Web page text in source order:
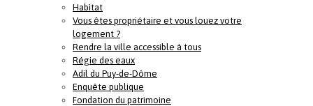
Habitat
Vous êtes propriétaire et vous louez votre
logement ?
Rendre la ville accessible à tous
Régie des eaux
Adil du Puy-de-Dôme
Enquête publique
Fondation du patrimoine